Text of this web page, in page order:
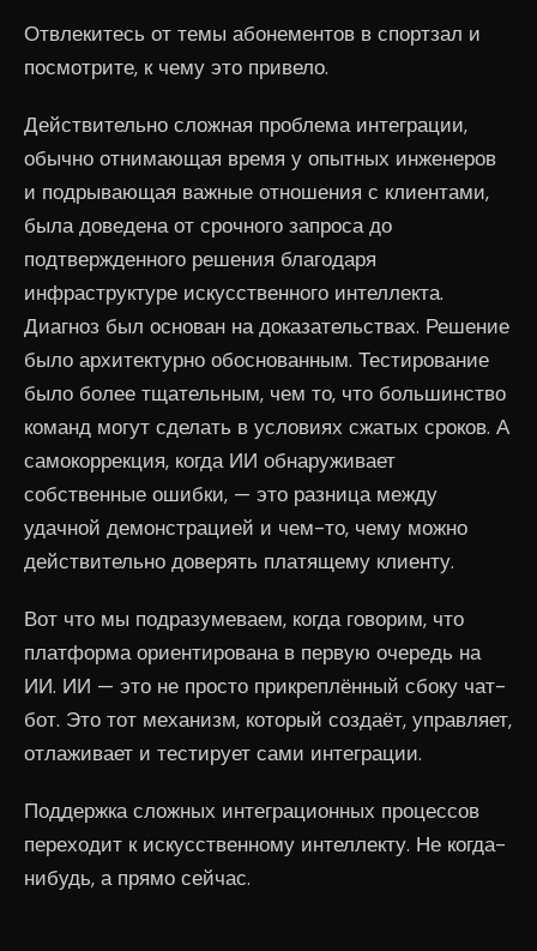
Отвлекитесь от темы абонементов в спортзал и
посмотрите, к чему это привело.
Действительно сложная проблема интеграции,
обычно отнимающая время у опытных инженеров
и подрывающая важные отношения с клиентами,
была доведена от срочного запроса до
подтвержденного решения благодаря
инфраструктуре искусственного интеллекта.
Диагноз был основан на доказательствах. Решение
было архитектурно обоснованным. Тестирование
было более тщательным, чем то, что большинство
команд могут сделать в условиях сжатых сроков. А
самокоррекция, когда ИИ обнаруживает
собственные ошибки, — это разница между
удачной демонстрацией и чем-то, чему можно
действительно доверять платящему клиенту.
Вот что мы подразумеваем, когда говорим, что
платформа ориентирована в первую очередь на
ИИ. ИИ — это не просто прикреплённый сбоку чат-
бот. Это тот механизм, который создаёт, управляет,
отлаживает и тестирует сами интеграции.
Поддержка сложных интеграционных процессов
переходит к искусственному интеллекту. Не когда-
нибудь, а прямо сейчас.